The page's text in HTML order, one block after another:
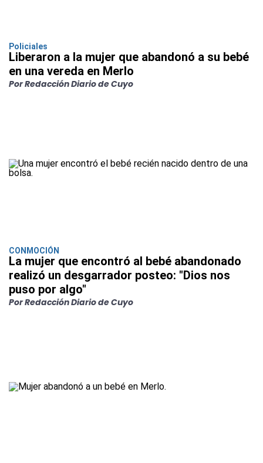
Policiales
Liberaron a la mujer que abandonó a su bebé
en una vereda en Merlo
Por Redacción Diario de Cuyo
CONMOCIÓN
La mujer que encontró al bebé abandonado
realizó un desgarrador posteo: "Dios nos
puso por algo"
Por Redacción Diario de Cuyo